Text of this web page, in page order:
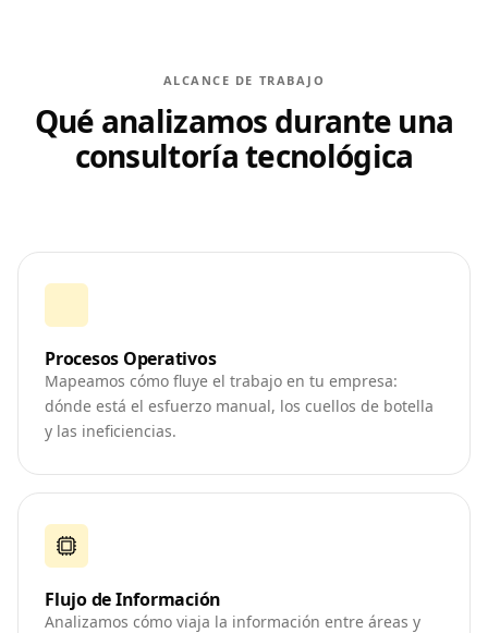
ALCANCE DE TRABAJO
Qué analizamos durante una
consultoría tecnológica
Procesos Operativos
Mapeamos cómo fluye el trabajo en tu empresa:
dónde está el esfuerzo manual, los cuellos de botella
y las ineficiencias.
Flujo de Información
Analizamos cómo viaja la información entre áreas y